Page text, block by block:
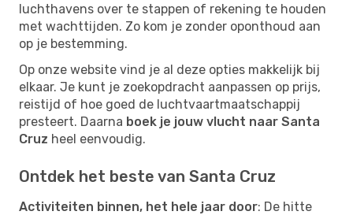
luchthavens over te stappen of rekening te houden
met wachttijden. Zo kom je zonder oponthoud aan
op je bestemming.
Op onze website vind je al deze opties makkelijk bij
elkaar. Je kunt je zoekopdracht aanpassen op prijs,
reistijd of hoe goed de luchtvaartmaatschappij
presteert. Daarna boek je jouw vlucht naar Santa
Cruz heel eenvoudig.
Ontdek het beste van Santa Cruz
Activiteiten binnen, het hele jaar door: De hitte